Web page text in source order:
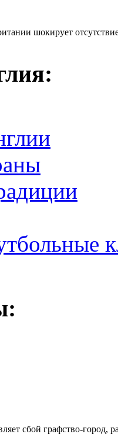
шокирует
сбой графство-город,